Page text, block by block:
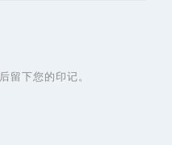
后留下您的印记。